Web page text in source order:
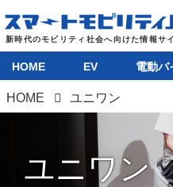
HOME EV 電動バ
HOME ユニワン
ユニワン